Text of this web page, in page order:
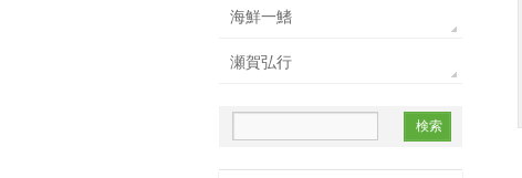
海鮮一鰭
瀬賀弘行